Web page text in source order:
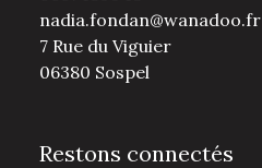
nadia.fondan@wanadoo.fr
7 Rue du Viguier
06380 Sospel
Restons connectés